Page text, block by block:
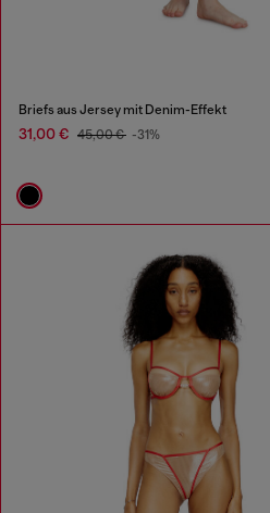
Briefs aus Jersey mit Denim-Effekt
31,00 € 45,00 € -31%